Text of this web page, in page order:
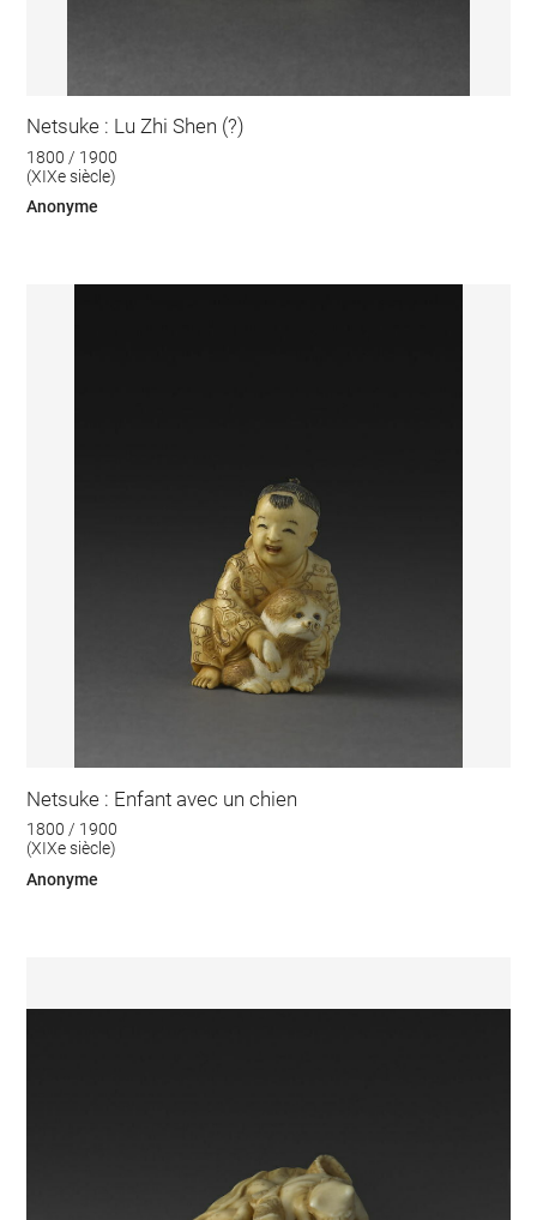
Netsuke : Lu Zhi Shen (?)
1800 / 1900
(XIXe siècle)
Anonyme
Netsuke : Enfant avec un chien
1800 / 1900
(XIXe siècle)
Anonyme